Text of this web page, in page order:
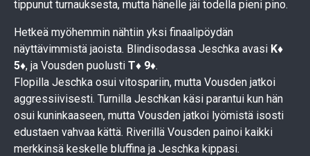
tippunut turnauksesta, mutta hänelle jäi todella pieni pino.
Hetkeä myöhemmin nähtiin yksi finaalipöydän
näyttävimmistä jaoista. Blindisodassa Jeschka avasi K♦
5♦, ja Vousden puolusti T♦ 9♦.
Flopilla Jeschka osui vitospariin, mutta Vousden jatkoi
aggressiivisesti. Turnilla Jeschkan käsi parantui kun hän
osui kuninkaaseen, mutta Vousden jatkoi lyömistä isosti
edustaen vahvaa kättä. Riverillä Vousden painoi kaikki
merkkinsä keskelle bluffina ja Jeschka kippasi.